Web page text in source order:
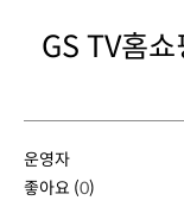
운영자
좋아요 (0)